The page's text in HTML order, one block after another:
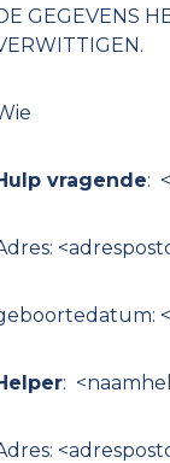
GEGEVENS
vragende:
: